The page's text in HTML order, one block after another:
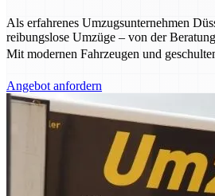
Als erfahrenes Umzugsunternehmen
reibungslose Umzüge – von der
Mit modernen Fahrzeugen und
Angebot anfordern